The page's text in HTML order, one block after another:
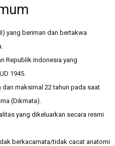
yang beriman dan bertakwa
Republik Indonesia yang
1945.
dan maksimal 22 tahun pada saat
(Dikmata).
yang dikeluarkan secara resmi
berkacamata/tidak cacat anatomi